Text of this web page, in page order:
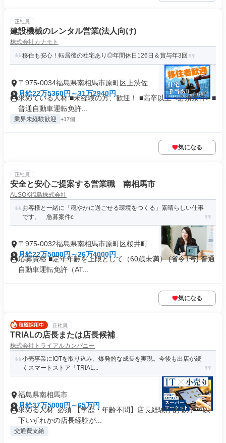
正社員
建設機械のレンタル営業(法人向け)
株式会社カナモト
移住も安心！転居後の社宅あり◎年間休日126日＆賞与年3回
〒975-0034福島県南相馬市原町区上渋佐
月給22万5360円～31万2940円
求めている人材 ■未経験の方、歓迎！ ■高卒以上 <必須条件> ■
普通自動車運転免許...
業界未経験歓迎 +17個
気になる
正社員
安全と安心ご提案する営業職 南相馬市
ALSOK福島株式会社
お客様と一緒に「穏やかに過ごせる環境をつくる」素晴らしい仕事
です。 急募案件c
〒975-0032福島県南相馬市原町区桜井町
月給22万5000円～26万4000円
応募資格 ■定年年齢を上限として（60歳未満） (省令1号) 普通
自動車運転免許（AT...
気になる
正社員
TRIALの店長または店長候補
株式会社トライアルカンパニー
小売事業にIOTを取り込み、爆発的な成長を実現。今後も出店が続
くスマートストア「TRIAL...
福島県南相馬市
月給37万5000円～65万円
求める人材: 必須 【学歴・年齢不問】店長経験がある方 ～以
下いずれかの店長経験が...
交通費支給